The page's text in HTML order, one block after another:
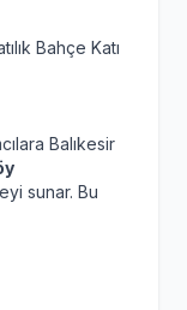
Bahçe Katı
Balıkesir
sunar. Bu